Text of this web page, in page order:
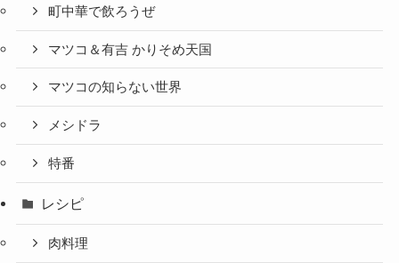
町中華で飲ろうぜ
マツコ＆有吉 かりそめ天国
マツコの知らない世界
メシドラ
特番
レシピ
肉料理